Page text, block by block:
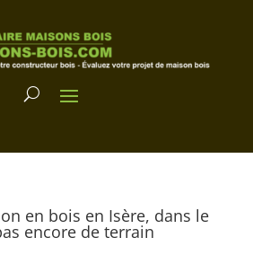
en bois en Isère, dans le
encore de terrain